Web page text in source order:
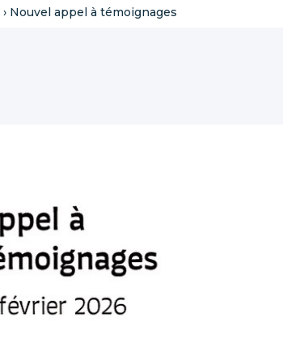
› Nouvel appel à témoignages